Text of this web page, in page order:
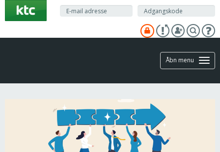
hovedindhold
Åbn menu